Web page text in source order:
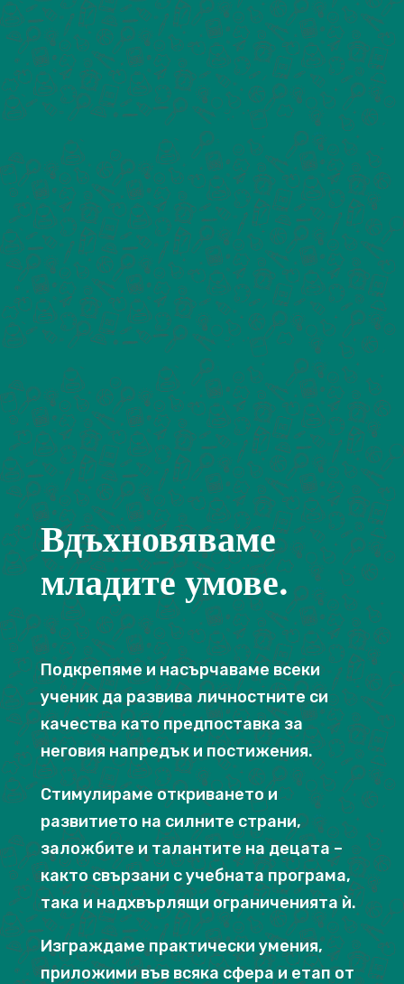
Вдъхновяваме
младите умове.
Подкрепяме и насърчаваме всеки
ученик да развива личностните си
качества като предпоставка за
неговия напредък и постижения.
Стимулираме откриването и
развитието на силните страни,
заложбите и талантите на децата –
както свързани с учебната програма,
така и надхвърлящи ограниченията ѝ.
Изграждаме практически умения,
приложими във всяка сфера и етап от